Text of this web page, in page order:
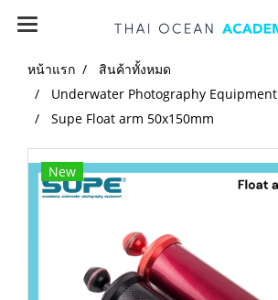
หน้าแรก
สินค้าทั้งหมด
Underwater Photography Equipment
Supe Float arm 50x150mm
New